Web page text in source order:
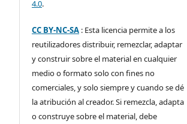
4.0.
CC BY-NC-SA : Esta licencia permite a los
reutilizadores distribuir, remezclar, adaptar
y construir sobre el material en cualquier
medio o formato solo con fines no
comerciales, y solo siempre y cuando se dé
la atribución al creador. Si remezcla, adapta
o construye sobre el material, debe